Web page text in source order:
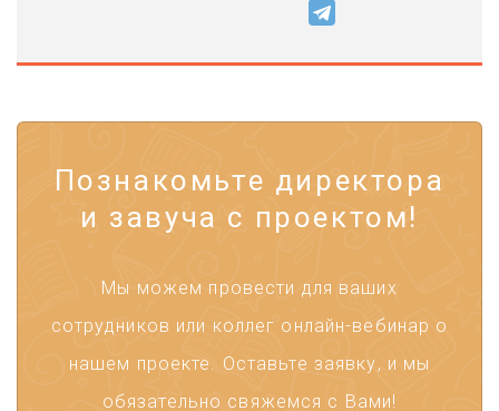
Познакомьте директора
и завуча с проектом!
Мы можем провести для ваших
сотрудников или коллег онлайн-вебинар о
нашем проекте. Оставьте заявку, и мы
обязательно свяжемся с Вами!